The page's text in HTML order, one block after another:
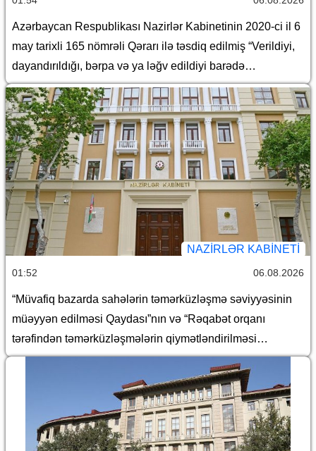
Azərbaycan Respublikası Nazirlər Kabinetinin 2020-ci il 6
may tarixli 165 nömrəli Qərarı ilə təsdiq edilmiş “Verildiyi,
dayandırıldığı, bərpa və ya ləğv edildiyi barədə
Azərbaycan Respublikasının Dövlət Gömrük Komitəsinə
məlumat göndərilməli olan lisenziyaların və icazələrin
Siyahısı”nda dəyişiklik edilməsi haqqında
NAZIRLƏR KABINETI
01:52 06.08.2026
“Müvafiq bazarda sahələrin təmərküzləşmə səviyyəsinin
müəyyən edilməsi Qaydası”nın və “Rəqabət orqanı
tərəfindən təmərküzləşmələrin qiymətləndirilməsi
Qaydası”nın təsdiq edilməsi haqqında